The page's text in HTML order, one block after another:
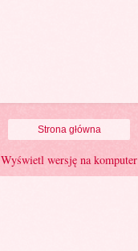
Strona główna
Wyświetl wersję na komputer